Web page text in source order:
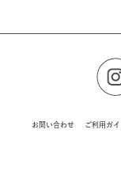
お問い合わせ ご利用ガイ